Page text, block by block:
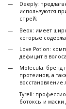
Deeply:
используются
спрей;
Beox: имеет
которые
Love Potion:
дефицит в
Molecula: бренд
протеинов, а
восстановление
Tyrell:
ботоксы и маски